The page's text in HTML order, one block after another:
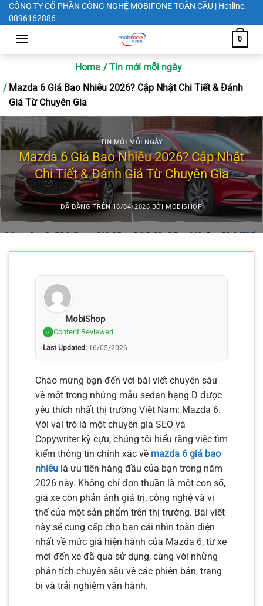
Chuyển
đến
CÔNG TY CỔ PHẦN CÔNG NGHỆ MOBIFONE TOÀN CẦU | Hotline:
0896162886
0
Home
Tin mới mỗi ngày
Mazda 6 Giá Bao Nhiêu 2026? Cập Nhật Chi Tiết & Đánh
Giá Từ Chuyên Gia
TIN MỚI MỖI NGÀY
Mazda 6 Giá Bao Nhiêu 2026? Cập Nhật
Chi Tiết & Đánh Giá Từ Chuyên Gia
ĐÃ ĐĂNG TRÊN16/04/2026 BỞI MOBISHOP
MobiShop
Content Reviewed
Last Updated: 16/05/2026
Chào mừng bạn đến với bài viết chuyên sâu
về một trong những mẫu sedan hạng D được
yêu thích nhất thị trường Việt Nam: Mazda 6.
Với vai trò là một chuyên gia SEO và
Copywriter kỳ cựu, chúng tôi hiểu rằng việc tìm
kiếm thông tin chính xác về mazda 6 giá bao
nhiêu là ưu tiên hàng đầu của bạn trong năm
2026 này. Không chỉ đơn thuần là một con số,
giá xe còn phản ánh giá trị, công nghệ và vị
thế của một sản phẩm trên thị trường. Bài viết
này sẽ cung cấp cho bạn cái nhìn toàn diện
nhất về mức giá hiện hành của Mazda 6, từ xe
mới đến xe đã qua sử dụng, cùng với những
phân tích chuyên sâu về các phiên bản, trang
bị và trải nghiệm vận hành.